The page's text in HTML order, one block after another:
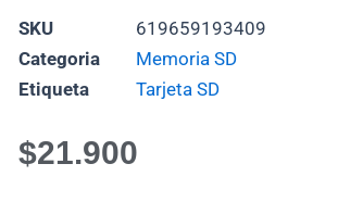
SKU
619659193409
Categoria
Memoria SD
Etiqueta
Tarjeta SD
$21.900